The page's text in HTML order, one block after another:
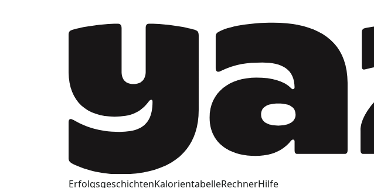
ErfolgsgeschichtenKalorientabelleRechnerHilfe